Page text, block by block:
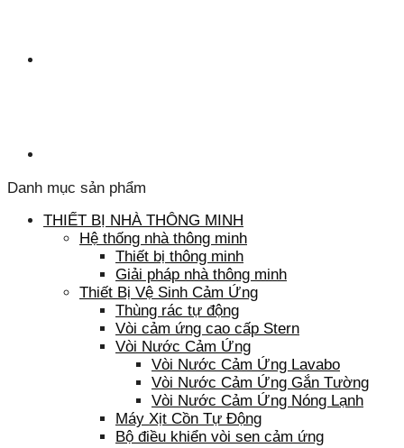
Danh mục sản phẩm
THIẾT BỊ NHÀ THÔNG MINH
Hệ thống nhà thông minh
Thiết bị thông minh
Giải pháp nhà thông minh
Thiết Bị Vệ Sinh Cảm Ứng
Thùng rác tự động
Vòi cảm ứng cao cấp Stern
Vòi Nước Cảm Ứng
Vòi Nước Cảm Ứng Lavabo
Vòi Nước Cảm Ứng Gắn Tường
Vòi Nước Cảm Ứng Nóng Lạnh
Máy Xịt Cồn Tự Động
Bộ điều khiển vòi sen cảm ứng